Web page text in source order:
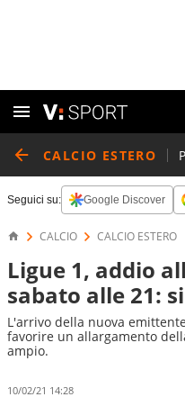
CALCIO ESTERO
Seguici su: Google Discover
CALCIO CALCIO ESTERO
Ligue 1, addio
sabato alle 21:
L'arrivo della nuova
favorire un allargamento
ampio.
10/02/21 14:28